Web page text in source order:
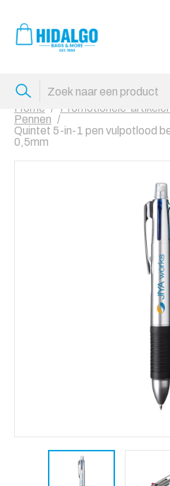
Home Promotionele-
Pennen
Quintet 5-in-1 pen vulpotlood
0,5mm